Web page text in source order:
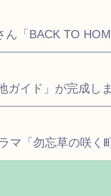
ん「BACK TO
ガイド」が完成し
マ「勿忘草の咲く